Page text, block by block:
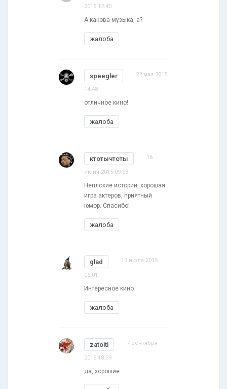
2015 12:40
А какова музыка, а?
жалоба
speegler 22 мая 2015
14:48
отличное кино!
жалоба
ктотычтоты 16
июня 2015 09:53
Неплохие истории, хорошая
игра актеров, приятный
юмор. Спасибо!
жалоба
glad 13 июля 2015
06:01
Интересное кино
жалоба
zatoiti 7 сентября
2015 18:39
да, хорошие.